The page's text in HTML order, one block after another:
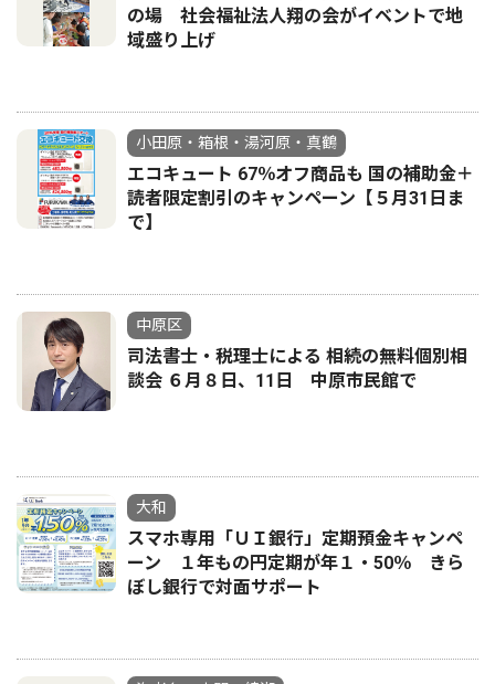
の場 社会福祉法人翔の会がイベントで地
域盛り上げ
小田原・箱根・湯河原・真鶴
エコキュート 67％オフ商品も 国の補助金＋
読者限定割引のキャンペーン【５月31日ま
で】
中原区
司法書士・税理士による 相続の無料個別相
談会 ６月８日、11日 中原市民館で
大和
スマホ専用「ＵＩ銀行」定期預金キャンペ
ーン １年もの円定期が年１・50％ きら
ぼし銀行で対面サポート